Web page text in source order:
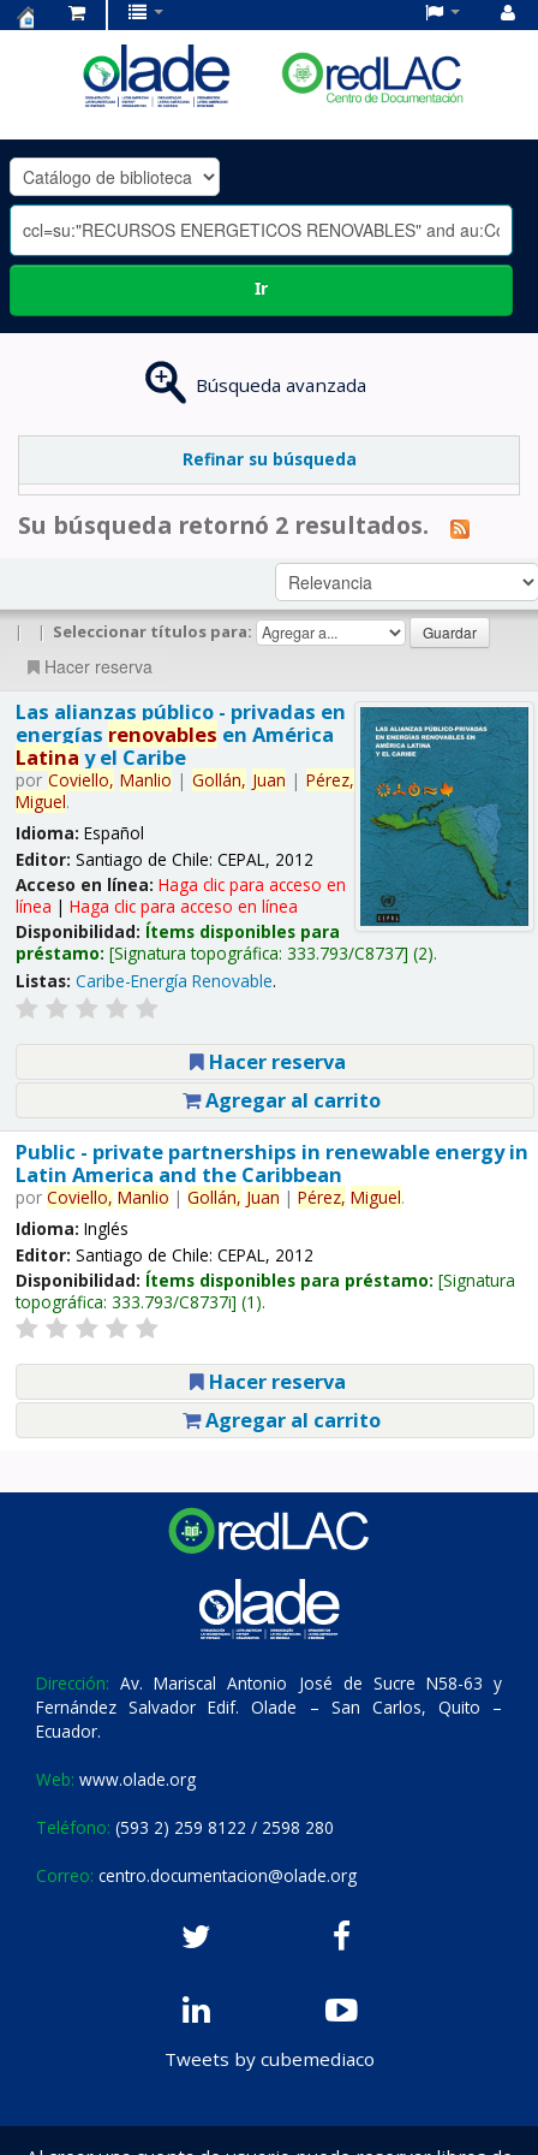
OLADE
-
Ir
Búsqueda avanzada
Refinar su búsqueda
Su búsqueda retornó 2 resultados.
| | Seleccionar títulos para:
Hacer reserva
Las alianzas público - privadas en
energías renovables en América
Latina y el Caribe
por Coviello, Manlio | Gollán, Juan | Pérez,
Miguel.
Idioma: Español
Editor: Santiago de Chile: CEPAL, 2012
Acceso en línea: Haga clic para acceso en
línea | Haga clic para acceso en línea
Disponibilidad: Ítems disponibles para
préstamo: Signatura topográfica: 333.793/C8737 (2).
Listas: Caribe-Energía Renovable.
Hacer reserva
Agregar al carrito
Public - private partnerships in renewable energy in
Latin America and the Caribbean
por Coviello, Manlio | Gollán, Juan | Pérez, Miguel.
Idioma: Inglés
Editor: Santiago de Chile: CEPAL, 2012
Disponibilidad: Ítems disponibles para préstamo: Signatura
topográfica: 333.793/C8737i (1).
Hacer reserva
Agregar al carrito
Dirección: Av. Mariscal Antonio José de Sucre N58-63 y
Fernández Salvador Edif. Olade – San Carlos, Quito –
Ecuador.
Web: www.olade.org
Teléfono: (593 2) 259 8122 / 2598 280
Correo: centro.documentacion@olade.org
Tweets by cubemediaco